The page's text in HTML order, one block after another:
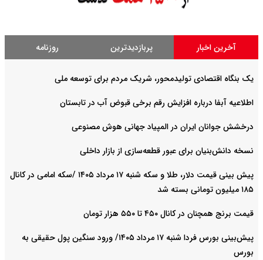
آخرین اخبار پربازدیدترین روزنامه
یک بنگاه اقتصادی تولیدمحور، شریک مردم برای توسعه ملی
اطلاعیه آبفا درباره افزایش رقم برخی قبوض آب در تابستان
درخشش جوانان ایران در المپیاد جهانی هوش مصنوعی
نسخه دانش‌بنیان برای عبور قطعه‌سازی از بازار داخلی
پیش ‌بینی قیمت دلار، طلا و سکه شنبه ۱۷ مرداد ۱۴۰۵ /سکه امامی در کانال
۱۸۵ میلیون تومانی بسته شد
قیمت برنج همچنان در کانال ۴۵۰ تا ۵۵۰ هزار تومان
پیش‌بینی بورس فردا شنبه ۱۷ مرداد ۱۴۰۵/ ورود سنگین پول حقیقی به
بورس